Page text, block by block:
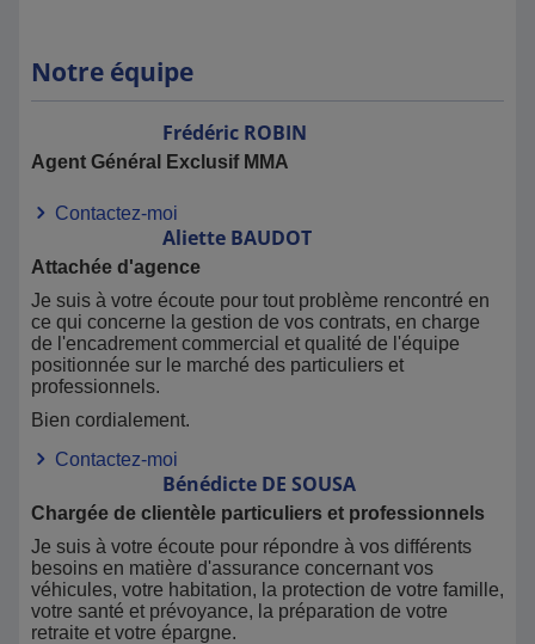
Notre équipe
Frédéric ROBIN
Agent Général Exclusif MMA
Contactez-moi
Aliette BAUDOT
Attachée d'agence
Je suis à votre écoute pour tout problème rencontré en
ce qui concerne la gestion de vos contrats, en charge
de l'encadrement commercial et qualité de l'équipe
positionnée sur le marché des particuliers et
professionnels.
Bien cordialement.
Contactez-moi
Bénédicte DE SOUSA
Chargée de clientèle particuliers et professionnels
Je suis à votre écoute pour répondre à vos différents
besoins en matière d'assurance concernant vos
véhicules, votre habitation, la protection de votre famille,
votre santé et prévoyance, la préparation de votre
retraite et votre épargne.